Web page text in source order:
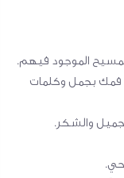
الموجود فيهم.
فمك بجمل وكلمات
والشكر.
.